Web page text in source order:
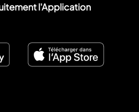
l'Application